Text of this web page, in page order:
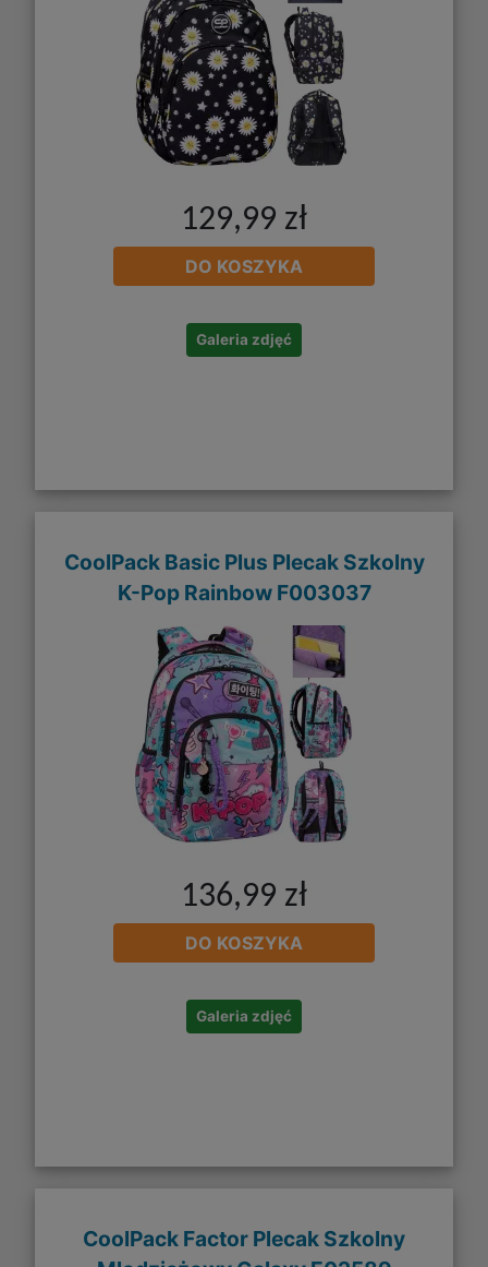
129,99 zł
DO KOSZYKA
Galeria zdjęć
CoolPack Basic Plus Plecak Szkolny
K-Pop Rainbow F003037
136,99 zł
DO KOSZYKA
Galeria zdjęć
CoolPack Factor Plecak Szkolny